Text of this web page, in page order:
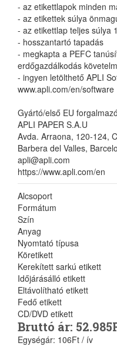
- az etikettlapok minden
- az etikettek súlya
- az etikettlap teljes súlya
- hosszantartó tapadás
- megkapta a PEFC
erdőgazdálkodás
- ingyen letölthető APLI
www.apli.com/en/software
Gyártó/első EU
APLI PAPER S.A.U
Avda. Arraona, 120-124,
Barbera del Valles,
apli@apli.com
https://www.apli.com/en
Alcsoport
Formátum
Szín
Anyag
Nyomtató típusa
Köretikett
Kerekített sarkú etikett
Időjárásálló etikett
Eltávolítható etikett
Fedő etikett
CD/DVD etikett
Bruttó ár:
Egységár: 106Ft / ív